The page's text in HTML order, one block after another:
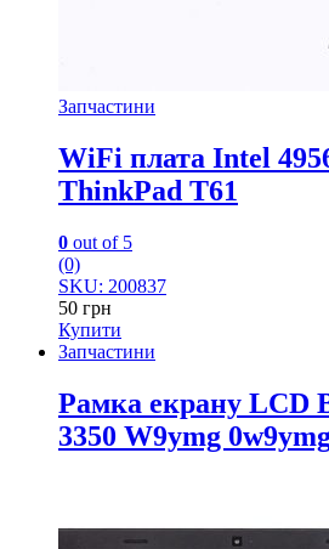
Запчастини
WiFi плата Intel
ThinkPad T61
0 out of 5
(0)
SKU: 200837
50 грн
Купити
Запчастини
Рамка екрану LCD
3350 W9ymg